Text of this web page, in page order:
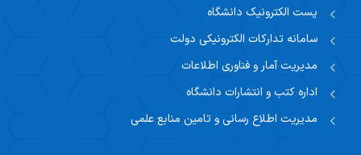
پست الکترونیک دانشگاه
سامانه تدارکات الکترونیکی دولت
مدیریت آمار و فناوری اطلاعات
اداره کتب و انتشارات دانشگاه
مدیریت اطلاع رسانی و تامین منابع علمی